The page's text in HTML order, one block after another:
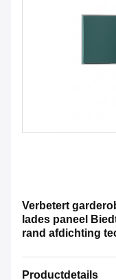
Verbetert
lades paneel
rand afdichting
Productdetails